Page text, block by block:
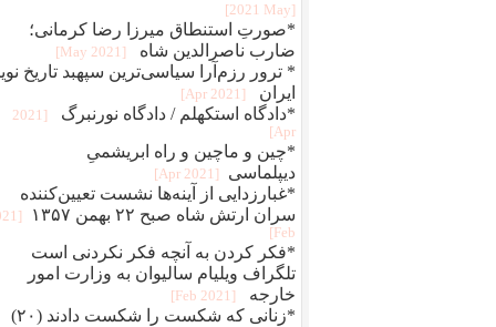
[2021 May]
*صورتِ استنطاق میرزا رضا کرمانی؛
ضارب ناصرالدین شاه
[2021 May]
* ترور رزم‌آرا سیاسی‌ترین سپهبد تاریخ
ایران
[2021 Apr]
*دادگاه استکهلم / دادگاه نورنبرگ
[2021
Apr]
*چین و ماچین و راه ابريشمیِ
ديپلماسی
[2021 Apr]
*غبارزدایی از آینه‌ها نشست تعیین‌کننده
سران ارتش شاه صبح ۲۲ بهمن ۱۳۵۷
Feb]
*فکر کردن به آنچه فکر نکردنی است
تلگراف ویلیام سالیوان به وزارت امور
خارجه
[2021 Feb]
*زنانی که شکست را شکست دادند (۲۰)